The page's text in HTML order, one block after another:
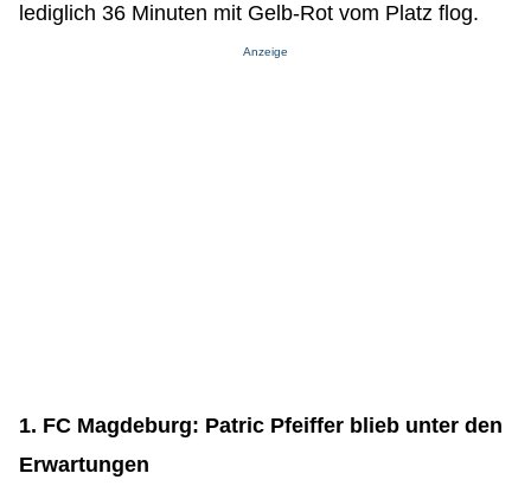
lediglich 36 Minuten mit Gelb-Rot vom Platz flog.
Anzeige
1. FC Magdeburg: Patric Pfeiffer blieb unter den
Erwartungen